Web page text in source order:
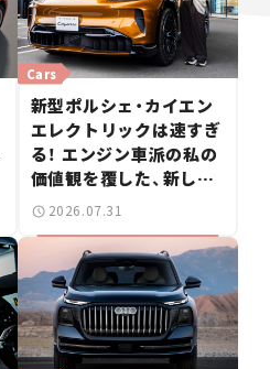
新型ポルシェ・カイエン
エレクトリックは速すぎ
る！ エンジン車派の私の
価値観を覆した、新しい
ポルシェの走り。
Cars
2026.07.31